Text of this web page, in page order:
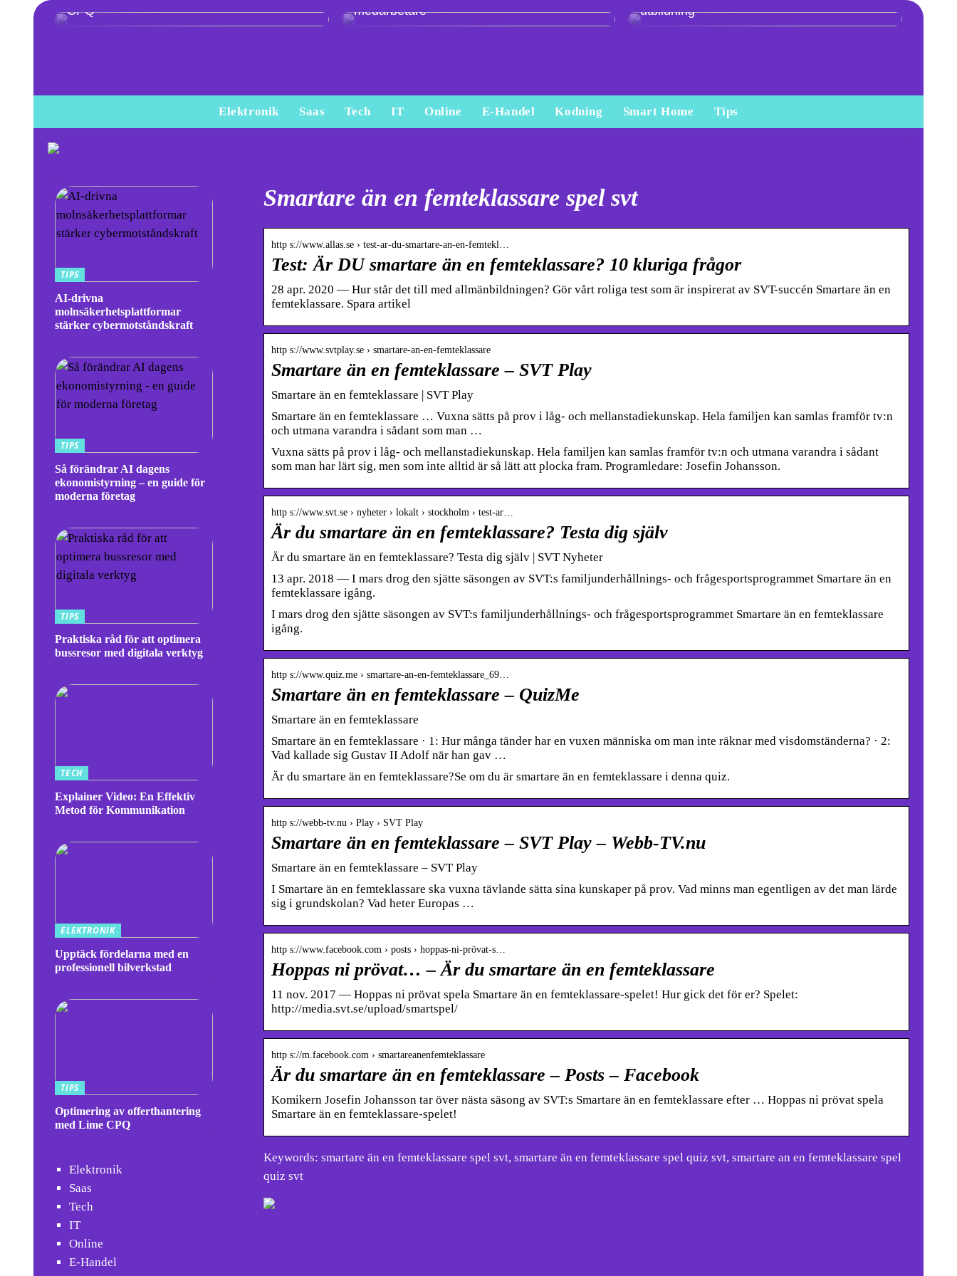
CPQ
medarbetare
utbildning
Elektronik Saas Tech IT Online E-Handel Kodning Smart Home Tips
Smartare än en femteklassare spel svt
http s://www.allas.se › test-ar-du-smartare-an-en-femtekl…
Test: Är DU smartare än en femteklassare? 10 kluriga frågor
28 apr. 2020 — Hur står det till med allmänbildningen? Gör vårt roliga test som är inspirerat av SVT-succén Smartare än en
femteklassare. Spara artikel
http s://www.svtplay.se › smartare-an-en-femteklassare
Smartare än en femteklassare – SVT Play
Smartare än en femteklassare | SVT Play
Smartare än en femteklassare … Vuxna sätts på prov i låg- och mellanstadiekunskap. Hela familjen kan samlas framför tv:n
och utmana varandra i sådant som man …
Vuxna sätts på prov i låg- och mellanstadiekunskap. Hela familjen kan samlas framför tv:n och utmana varandra i sådant
som man har lärt sig, men som inte alltid är så lätt att plocka fram. Programledare: Josefin Johansson.
http s://www.svt.se › nyheter › lokalt › stockholm › test-ar…
Är du smartare än en femteklassare? Testa dig själv
Är du smartare än en femteklassare? Testa dig själv | SVT Nyheter
13 apr. 2018 — I mars drog den sjätte säsongen av SVT:s familjunderhållnings- och frågesportsprogrammet Smartare än en
femteklassare igång.
I mars drog den sjätte säsongen av SVT:s familjunderhållnings- och frågesportsprogrammet Smartare än en femteklassare
igång.
http s://www.quiz.me › smartare-an-en-femteklassare_69…
Smartare än en femteklassare – QuizMe
Smartare än en femteklassare
Smartare än en femteklassare · 1: Hur många tänder har en vuxen människa om man inte räknar med visdomständerna? · 2:
Vad kallade sig Gustav II Adolf när han gav …
Är du smartare än en femteklassare?Se om du är smartare än en femteklassare i denna quiz.
http s://webb-tv.nu › Play › SVT Play
Smartare än en femteklassare – SVT Play – Webb-TV.nu
Smartare än en femteklassare – SVT Play
I Smartare än en femteklassare ska vuxna tävlande sätta sina kunskaper på prov. Vad minns man egentligen av det man lärde
sig i grundskolan? Vad heter Europas …
http s://www.facebook.com › posts › hoppas-ni-prövat-s…
Hoppas ni prövat… – Är du smartare än en femteklassare
11 nov. 2017 — Hoppas ni prövat spela Smartare än en femteklassare-spelet! Hur gick det för er? Spelet:
http://media.svt.se/upload/smartspel/
http s://m.facebook.com › smartareanenfemteklassare
Är du smartare än en femteklassare – Posts – Facebook
Komikern Josefin Johansson tar över nästa säsong av SVT:s Smartare än en femteklassare efter … Hoppas ni prövat spela
Smartare än en femteklassare-spelet!
Keywords: smartare än en femteklassare spel svt, smartare än en femteklassare spel quiz svt, smartare an en femteklassare spel
quiz svt
TIPS
AI-drivna
molnsäkerhetsplattformar
stärker cybermotståndskraft
TIPS
Så förändrar AI dagens
ekonomistyrning – en guide för
moderna företag
TIPS
Praktiska råd för att optimera
bussresor med digitala verktyg
TECH
Explainer Video: En Effektiv
Metod för Kommunikation
ELEKTRONIK
Upptäck fördelarna med en
professionell bilverkstad
TIPS
Optimering av offerthantering
med Lime CPQ
Elektronik
Saas
Tech
IT
Online
E-Handel